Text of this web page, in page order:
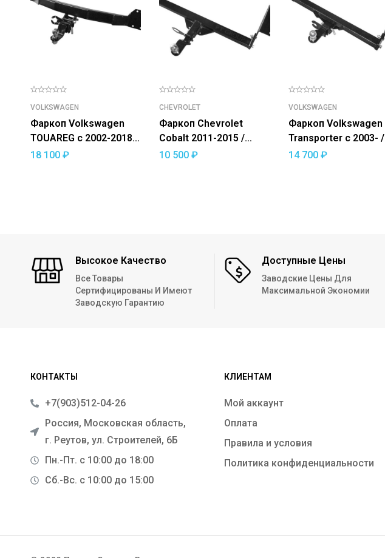
VOLKSWAGEN
Фаркоп Volkswagen
TOUAREG с 2002-2018
— съемный квадрат
18 100 ₽
CHEVROLET
Фаркоп Chevrolet
Cobalt 2011-2015 /
Cobalt 2019 — / Ravon
10 500₽
VOLKSWAGEN
Фаркоп Volkswagen
Transporter c 2003- /
Multivan c 2003- /
14 700 ₽
Высокое Качество
Все Товары
Сертифицированы И Имеют
Заводскую Гарантию
Доступные Цены
Заводские Цены Для
Максимальной Экономии
КОНТАКТЫ
+7(903)512-04-26
Россия, Московская область,
г. Реутов, ул. Строителей, 6Б
Пн.-Пт. с 10:00 до 18:00
Сб.-Вс. с 10:00 до 15:00
КЛИЕНТАМ
Мой аккаунт
Оплата
Правила и условия
Политика конфиденциальности